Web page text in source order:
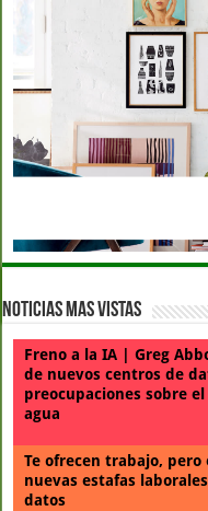
Noticias Mas Vistas
Freno a la IA | Greg
de nuevos centros de
preocupaciones sobre
agua
Te ofrecen trabajo, pero
nuevas estafas
datos